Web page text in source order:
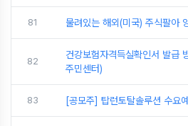
81 물려있는 해외(미국) 주식팔아
82
건강보험자격득실확인서 발급
주민센터)
83 [공모주] 탑런토탈솔루션 수요